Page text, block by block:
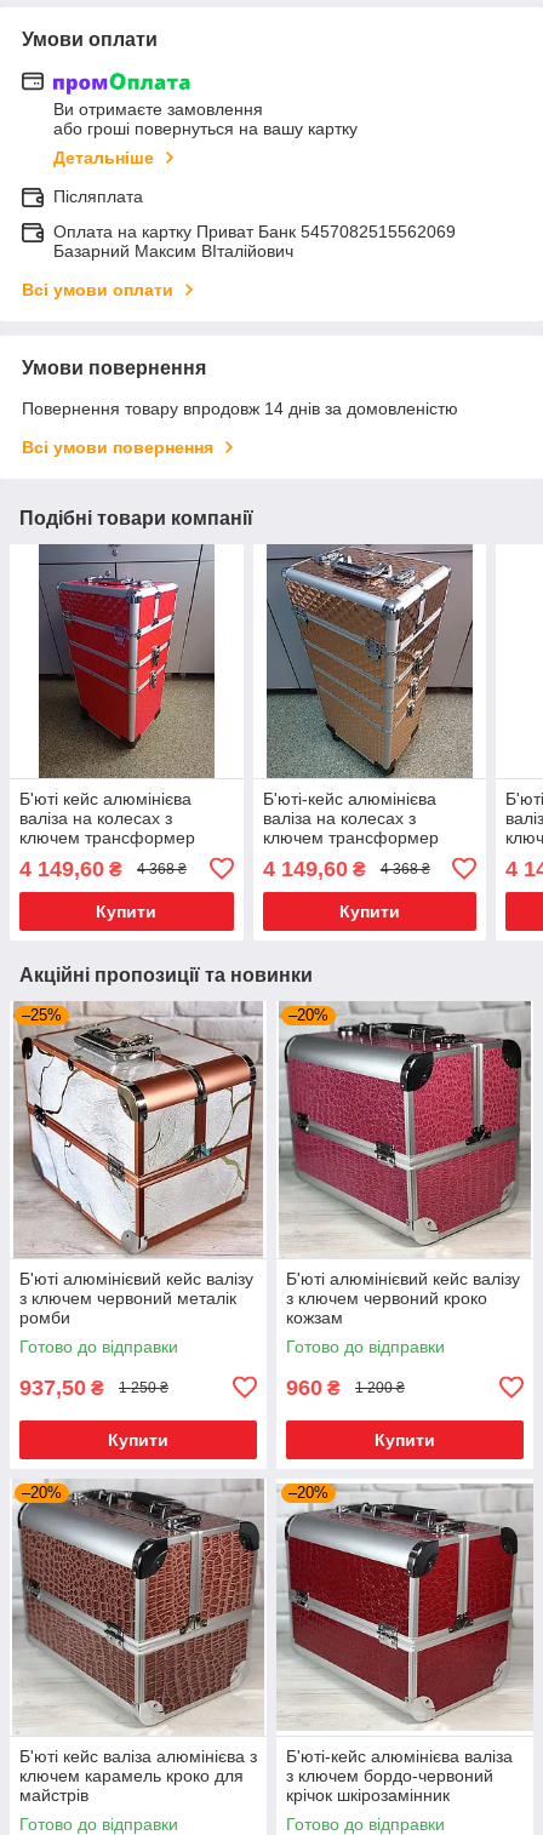
Умови оплати
Ви отримаєте замовлення
або гроші повернуться на вашу картку
Детальніше
Післяплата
Оплата на картку Приват Банк 5457082515562069
Базарний Максим ВІталійович
Всі умови оплати
Умови повернення
Повернення товару впродовж 14 днів за домовленістю
Всі умови повернення
Подібні товари компанії
Б'юті кейс алюмінієва
валіза на колесах з
ключем трансформер
6200 Валіза для майстрів
на коліщатках
4 149,60 ₴ 4 368 ₴
Купити
Б'юті-кейс алюмінієва
валіза на колесах з
ключем трансформер
коліщатках
4 149,60₴ 4 368 ₴
Купити
4
Акційні пропозиції та новинки
–25%
Б'юті алюмінієвий кейс валізу
з ключем червоний металік
ромби
Готово до відправки
937,50 ₴ 1 250 ₴
Купити
–20%
Б'юті алюмінієвий кейс валізу
з ключем червоний кроко
кожзам
Готово до відправки
960 ₴ 1 200 ₴
Купити
–20%
Б'юті кейс валіза алюмінієва з
ключем карамель кроко для
майстрів
Готово до відправки
–20%
Б'юті-кейс алюмінієва валіза
з ключем бордо-червоний
крічок шкірозамінник
Готово до відправки